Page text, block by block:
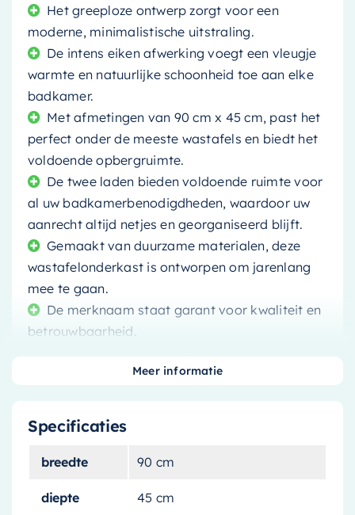
Het greeploze ontwerp zorgt voor een
moderne, minimalistische uitstraling.
De intens eiken afwerking voegt een vleugje
warmte en natuurlijke schoonheid toe aan elke
badkamer.
Met afmetingen van 90 cm x 45 cm, past het
perfect onder de meeste wastafels en biedt het
voldoende opbergruimte.
De twee laden bieden voldoende ruimte voor
al uw badkamerbenodigdheden, waardoor uw
aanrecht altijd netjes en georganiseerd blijft.
Gemaakt van duurzame materialen, deze
wastafelonderkast is ontworpen om jarenlang
mee te gaan.
De merknaam staat garant voor kwaliteit en
betrouwbaarheid.
Elke badkamer verdient een stijlvolle en
praktische opbergruimte. Deze
diegenen die op zoek zijn naar een combinatie
Specificaties
breedte 90 cm
diepte 45 cm
Meer informatie